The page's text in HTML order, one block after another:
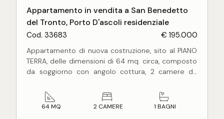
Appartamento in vendita a San Benedetto
del Tronto, Porto D'ascoli residenziale
Cod. 33683 € 195.000
Appartamento di nuova costruzione, sito al PIANO
TERRA, delle dimensioni di 64 mq. circa, composto
da soggiorno con angolo cottura, 2 camere da
Completo di corte privata antistante delle
dimensioni di 41 mq. circa, recintata ed accessibile
64 MQ 2 CAMERE 1 BAGNI